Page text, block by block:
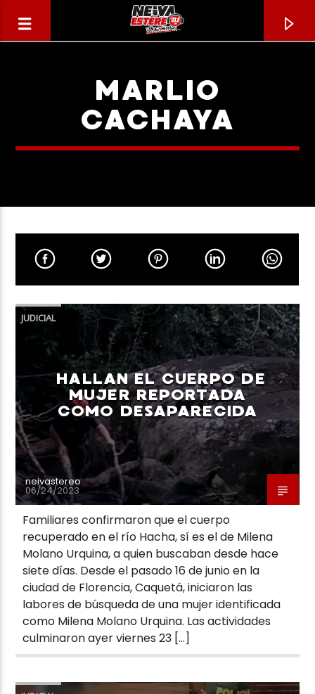
CANCIÓN ACTUAL
TÍTULO
ARTISTA
Neiva Estereo
MARLIO
CACHAYA
JUDICIAL
HALLAN EL CUERPO DE
MUJER REPORTADA
COMO DESAPARECIDA
neivastereo
06/24/2023
Familiares confirmaron que el cuerpo
recuperado en el río Hacha, sí es el de Milena
Molano Urquina, a quien buscaban desde hace
siete días. Desde el pasado 16 de junio en la
ciudad de Florencia, Caquetá, iniciaron las
labores de búsqueda de una mujer identificada
como Milena Molano Urquina. Las actividades
culminaron ayer viernes 23 […]